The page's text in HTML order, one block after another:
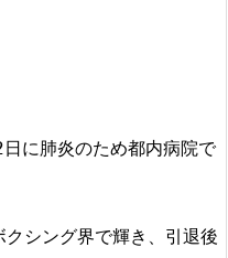
に肺炎のため都内病院で
クシング界で輝き、引退後